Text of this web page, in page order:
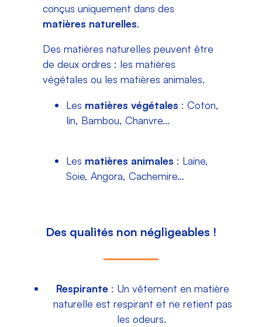
conçus uniquement dans des
matières naturelles.
Des matières naturelles peuvent être
de deux ordres : les matières
végétales ou les matières animales.
Les matières végétales : Coton,
lin, Bambou, Chanvre…
Les matières animales : Laine,
Soie, Angora, Cachemire…
Des qualités non négligeables !
Respirante : Un vêtement en matière
naturelle est respirant et ne retient pas
les odeurs.